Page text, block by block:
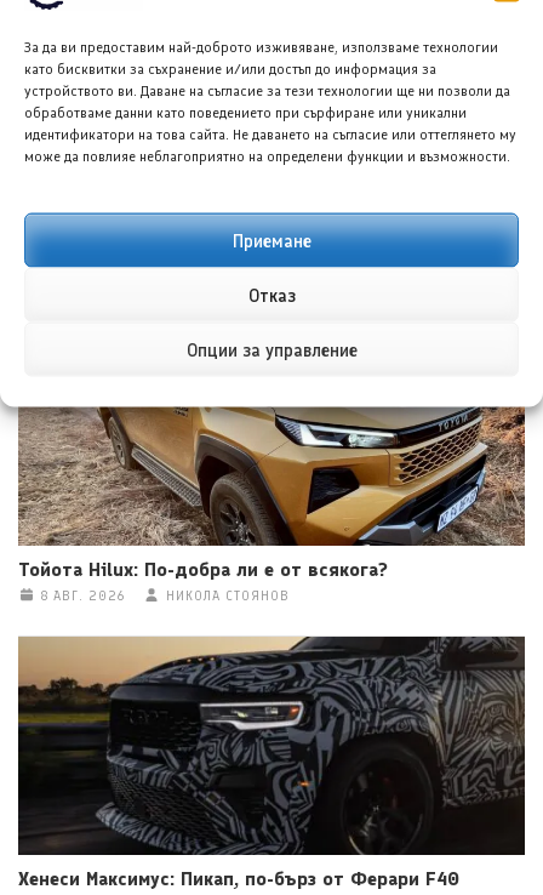
За да ви предоставим най-доброто изживяване, използваме технологии
като бисквитки за съхранение и/или достъп до информация за
устройството ви. Даване на съгласие за тези технологии ще ни позволи да
обработваме данни като поведението при сърфиране или уникални
идентификатори на това сайта. Не даването на съгласие или оттеглянето му
може да повлияе неблагоприятно на определени функции и възможности.
Приемане
Отказ
Опции за управление
Форд планира достъпен кросоувър и четириврат
Mustang
ГЛОРИЯ ПЪРВАНОВА
Тойота Hilux: По-добра ли е от всякога?
8 АВГ. 2026 НИКОЛА СТОЯНОВ
Хенеси Максимус: Пикап, по-бърз от Ферари F40